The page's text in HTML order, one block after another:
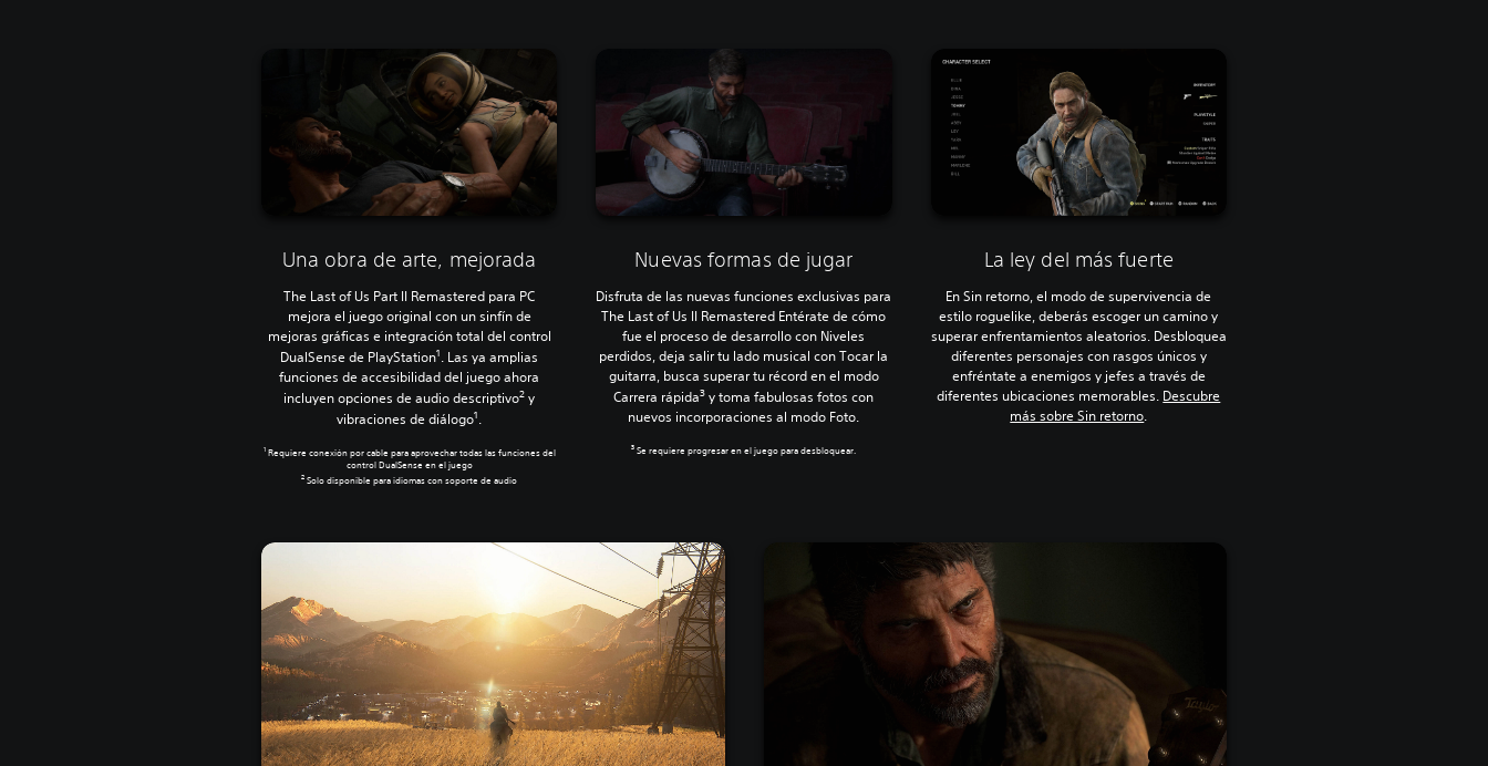
Una obra de arte, mejorada
The Last of Us Part II Remastered para PC
mejora el juego original con un sinfín de
mejoras gráficas e integración total del control
DualSense de PlayStation1. Las ya amplias
funciones de accesibilidad del juego ahora
incluyen opciones de audio descriptivo2 y
vibraciones de diálogo1.
1 Requiere conexión por cable para aprovechar todas las funciones del
control DualSense en el juego
2Solo disponible para idiomas con soporte de audio
Nuevas formas de jugar
Disfruta de las nuevas funciones exclusivas para
The Last of Us II Remastered Entérate de cómo
fue el proceso de desarrollo con Niveles
perdidos, deja salir tu lado musical con Tocar la
guitarra, busca superar tu récord en el modo
Carrera rápida3 y toma fabulosas fotos con
nuevos incorporaciones al modo Foto.
3Se requiere progresar en el juego para desbloquear.
La ley del más fuerte
En Sin retorno, el modo de supervivencia de
estilo roguelike, deberás escoger un camino y
superar enfrentamientos aleatorios. Desbloquea
diferentes personajes con rasgos únicos y
enfréntate a enemigos y jefes a través de
diferentes ubicaciones memorables. Descubre
más sobre Sin retorno.